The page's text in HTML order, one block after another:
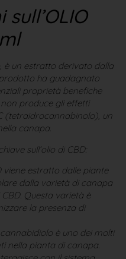
è un estratto derivato dalla
ha guadagnato
proprietà benefiche
produce gli effetti
(tetraidrocannabinolo), un
canapa.
sull’olio di CBD:
viene estratto dalle piante
dalla varietà di canapa
Questa varietà è
la presenza di
è uno dei molti
nella pianta di canapa.